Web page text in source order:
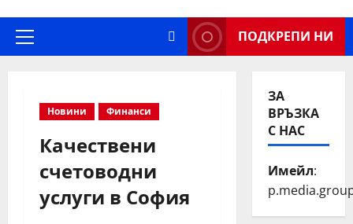
Primary
ПОДКРЕПИ НИ
Новини Финанси
Качествени
счетоводни
услуги в София
ЗА
ВРЪЗКА
С НАС
Имейл: